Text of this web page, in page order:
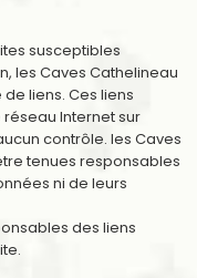
susceptibles
les Caves Cathelineau
liens. Ces liens
Internet sur
contrôle. les Caves
tenues responsables
ni de leurs
des liens